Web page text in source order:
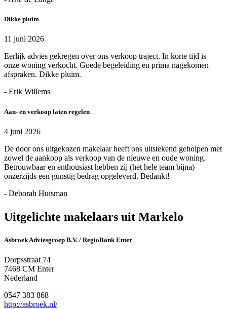
Dikke pluim
11 juni 2026
Eerlijk advies gekregen over ons verkoop traject. In korte tijd is
onze woning verkocht. Goede begeleiding en prima nagekomen
afspraken. Dikke pluim.
- Erik Willems
Aan- en verkoop laten regelen
4 juni 2026
De door ons uitgekozen makelaar heeft ons uitstekend geholpen met
zowel de aankoop als verkoop van de nieuwe en oude woning.
Betrouwbaar en enthousiast hebben zij (het hele team bijna)
onzerzijds een gunstig bedrag opgeleverd. Bedankt!
- Deborah Huisman
Uitgelichte makelaars uit Markelo
Asbroek Adviesgroep B.V. / RegioBank Enter
Dorpsstraat 74
7468 CM Enter
Nederland
0547 383 868
http://asbroek.nl/